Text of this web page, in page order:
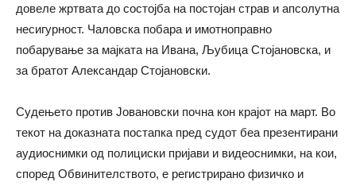
довеле жртвата до состојба на постојан страв и апсолутна
несигурност. Чаловска побара и имотноправно
побарување за мајката на Ивана, Љубица Стојановска, и
за братот Александар Стојановски.
Судењето против Јовановски почна кон крајот на март. Во
текот на доказната постапка пред судот беа презентирани
аудиоснимки од полициски пријави и видеоснимки, на кои,
според Обвинителството, е регистрирано физичко и